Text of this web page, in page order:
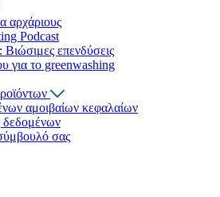
αρχάριους
Podcast
Βιώσιμες επενδύσεις
για το greenwashing
αμοιβαίων κεφαλαίων
σας